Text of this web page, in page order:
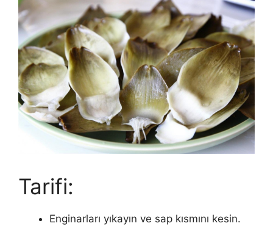
Tarifi:
Enginarları yıkayın ve sap kısmını kesin.